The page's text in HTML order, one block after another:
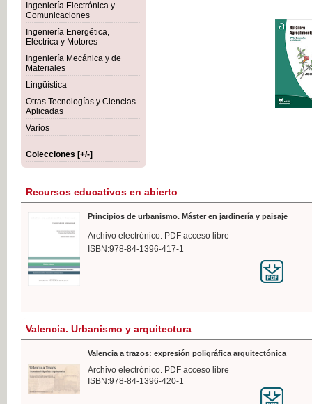
Ingeniería Electrónica y
Comunicaciones
Ingeniería Energética,
Eléctrica y Motores
Ingeniería Mecánica y de
Materiales
Lingüística
Otras Tecnologías y Ciencias
Aplicadas
Varios
Colecciones [+/-]
IVA
Recursos educativos en abierto
Principios de urbanismo. Máster en jardinería y paisaje
Archivo electrónico. PDF acceso libre
ISBN:978-84-1396-417-1
Valencia. Urbanismo y arquitectura
Valencia a trazos: expresión poligráfica arquitectónica
Archivo electrónico. PDF acceso libre
ISBN:978-84-1396-420-1